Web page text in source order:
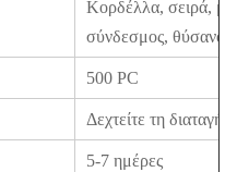
Κορδέλλα, σειρά,
σύνδεσμος,
500 PC
Δεχτείτε τη διαταγή
5-7 ημέρες